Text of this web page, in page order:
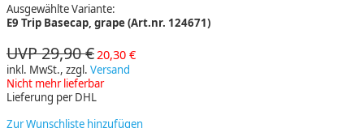
Ausgewählte Variante:
E9 Trip Basecap, grape (Art.nr. 124671)
UVP 29,90 € 20,30 €
inkl. MwSt., zzgl. Versand
Nicht mehr lieferbar
Lieferung per DHL
Zur Wunschliste hinzufügen